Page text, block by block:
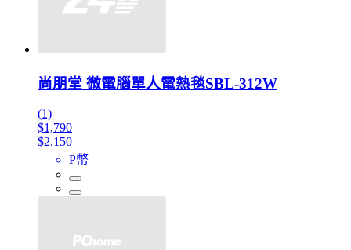
尚朋堂 微電腦單人電熱毯SBL-312W
(1)
$1,790
$2,150
P幣